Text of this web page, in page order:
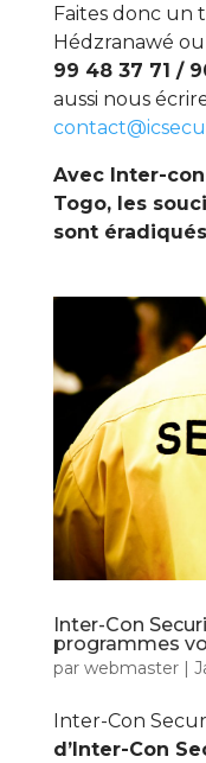
Faites donc un
Hédzranawé
99 48 37 71 /
aussi nous
Avec Inter-
Togo, les
sont
Inter-Con
programmes
par webmaster|
Inter-Con
d’Inter-Con